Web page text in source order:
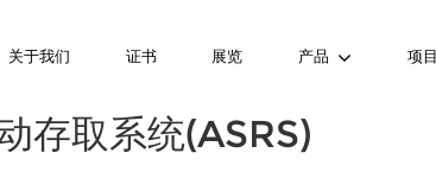
关于我们 证书 展览 产品 项目
存取系统(ASRS)